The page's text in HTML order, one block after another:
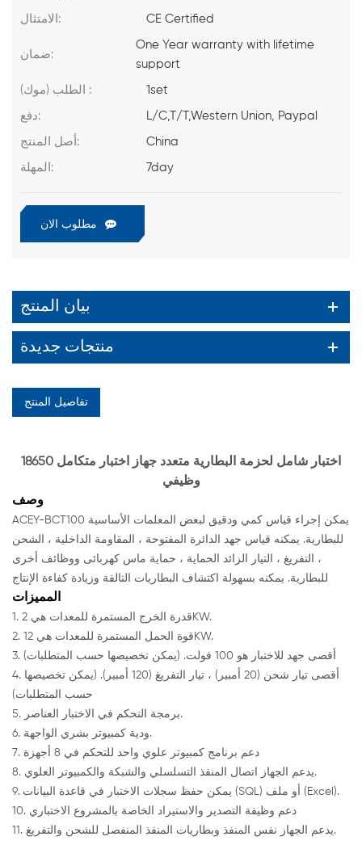
الامتثال: CE Certified
ضمان:
One Year warranty with lifetime
support
الطلب (موك) : 1set
دفع: L/C,T/T,Western Union, Paypal
أصل المنتج: China
المهلة: 7day
مطلوب الان
بيان المنتج
منتجات جديدة
تفاصيل المنتج
18650 اختبار شامل لحزمة البطارية متعدد جهاز اختبار متكامل
وظيفي
وصف
ACEY-BCT100 يمكن إجراء قياس كمي ودقيق لبعض المعلمات الأساسية
للبطارية. يمكنه قياس جهد الدائرة المفتوحة ، المقاومة الداخلية ، الشحن
، التفريغ ، التيار الزائد الحماية ، حماية ماس كهربائى ووظائف أخرى
للبطارية. يمكنه بسهولة اكتشاف البطاريات التالفة وزيادة كفاءة الإنتاج
المميزات
1. قدرة الخرج المستمرة للمعدات هي 2KW.
2. قوة الحمل المستمرة للمعدات هي 12KW.
3. أقصى جهد للاختبار هو 100 فولت. (يمكن تخصيصها حسب المتطلبات)
4. أقصى تيار شحن (20 أمبير) ، تيار التفريغ (120 أمبير). (يمكن تخصيصها
حسب المتطلبات)
5. برمجة التحكم في الاختبار العناصر.
6. ودية كمبيوتر بشري الواجهة.
7. دعم برنامج كمبيوتر علوي واحد للتحكم في 8 أجهزة
8. يدعم الجهاز اتصال المنفذ التسلسلي والشبكة والكمبيوتر العلوي.
9. يمكن حفظ سجلات الاختبار في قاعدة البيانات (SQL) أو ملف (Excel).
10. دعم وظيفة التصدير والاستيراد الخاصة بالمشروع الاختباري
11. يدعم الجهاز نفس المنفذ وبطاريات المنفذ المنفصل للشحن والتفريغ.